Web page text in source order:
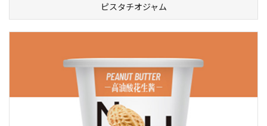
ピスタチオジャム